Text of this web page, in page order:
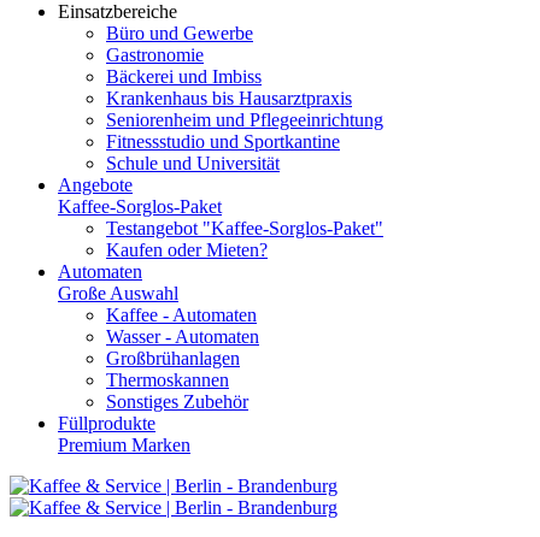
Einsatzbereiche
Büro und Gewerbe
Gastronomie
Bäckerei und Imbiss
Krankenhaus bis Hausarztpraxis
Seniorenheim und Pflegeeinrichtung
Fitnessstudio und Sportkantine
Schule und Universität
Angebote
Kaffee-Sorglos-Paket
Testangebot "Kaffee-Sorglos-Paket"
Kaufen oder Mieten?
Automaten
Große Auswahl
Kaffee - Automaten
Wasser - Automaten
Großbrühanlagen
Thermoskannen
Sonstiges Zubehör
Füllprodukte
Premium Marken